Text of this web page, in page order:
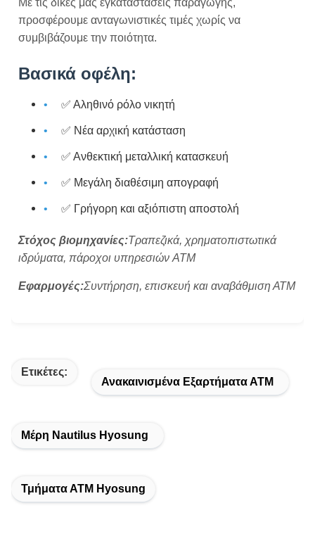
προσφέρουμε ανταγωνιστικές τιμές χωρίς να
συμβιβάζουμε την ποιότητα.
Βασικά οφέλη:
✅ Αληθινό ρόλο νικητή
✅ Νέα αρχική κατάσταση
✅ Ανθεκτική μεταλλική κατασκευή
✅ Μεγάλη διαθέσιμη απογραφή
✅ Γρήγορη και αξιόπιστη αποστολή
Στόχος βιομηχανίες:Τραπεζικά, χρηματοπιστωτικά
ιδρύματα, πάροχοι υπηρεσιών ATM
Εφαρμογές:Συντήρηση, επισκευή και αναβάθμιση ΑΤΜ
Ετικέτες:
Ανακαινισμένα Εξαρτήματα ΑΤΜ
Μέρη Nautilus Hyosung
Τμήματα ΑΤΜ Hyosung